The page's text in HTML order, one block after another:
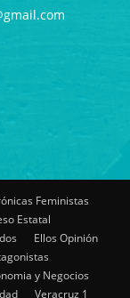
Feministas
Estatal
Ellos Opinión
y Negocios
Veracruz 1